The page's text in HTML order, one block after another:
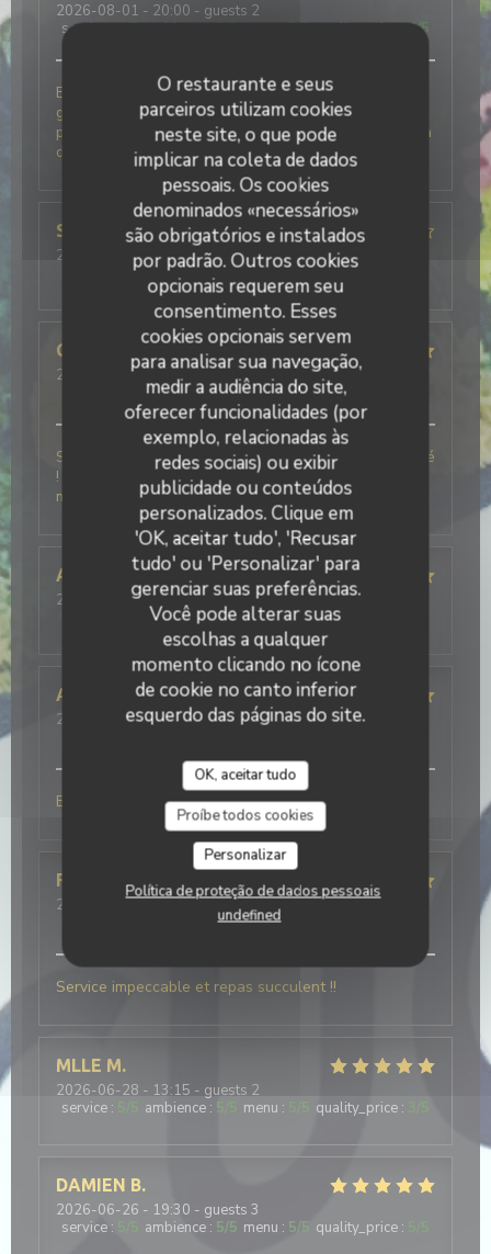
O restaurante e seus
parceiros utilizam cookies
neste site, o que pode
implicar na coleta de dados
pessoais. Os cookies
denominados «necessários»
são obrigatórios e instalados
por padrão. Outros cookies
opcionais requerem seu
consentimento. Esses
cookies opcionais servem
para analisar sua navegação,
medir a audiência do site,
oferecer funcionalidades (por
exemplo, relacionadas às
redes sociais) ou exibir
publicidade ou conteúdos
personalizados. Clique em
'OK, aceitar tudo', 'Recusar
tudo' ou 'Personalizar' para
gerenciar suas preferências.
Você pode alterar suas
escolhas a qualquer
momento clicando no ícone
de cookie no canto inferior
esquerdo das páginas do site.
OK, aceitar tudo
Proíbe todos cookies
Personalizar
Política de proteção de dados pessoais
undefined
2026-08-01 - 20:00 - guests 2
service:4/5 ambience:5/5 menu:5/5 quality_price:4/5
Excellent accueil, beaucoup d'humour et de
générosité pour une vraie cuisine italienne avec des
produits frais. La glace basilic citron du fraggola est à
deguster à tout prix.
SYLVIE
M
2026-07-28- 19:30 - guests 3
/5 ambience: 4/5 menu:5 /5 quality_price
Charlotte
F
2026-06-06 - 12:30 - guests 6
ambience :5/5 menu: 5/5 quality_price
Simplement le meilleur restaurant Italien que j’ai testé
! Le personnel était très agréable ce qui a rendu le
moment encore meilleur !
Alison
2026-07-25- 19:30 - guests 4
ambience:3/5 menu:5/5 quality_price
Alain
2026-07-25- 12:30 - guests 4
Buonissimo
Frédéric V
2026-07-21- 20:00 - guests 5
5/5 menu:
Service impeccable et repas succulent !!
MLLE M
2026-06-28 - 13:15 - guests 2
service : /5 ambience : 5 menu : /5 quality_price :
DAMIEN B
2026-06-26 - 19:30 - guests 3
service : 5 ambience : 5/5 menu : 5/5 quality_price :